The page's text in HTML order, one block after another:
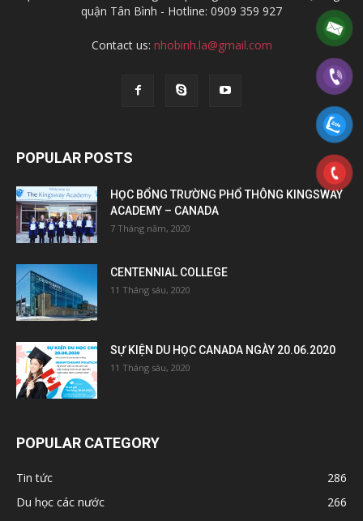
quận Tân Bình - Hotline: 0909 359 927
Contact us: nhobinh.la@gmail.com
POPULAR POSTS
HỌC BỔNG TRƯỜNG PHỔ THÔNG KINGSWAY
ACADEMY – CANADA
7 Tháng năm, 2020
CENTENNIAL COLLEGE
11 Tháng sáu, 2020
SỰ KIỆN DU HỌC CANADA NGÀY 20.06.2020
11 Tháng sáu, 2020
POPULAR CATEGORY
Tin tức
286
Du học các nước
266